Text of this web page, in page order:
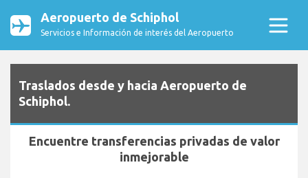
Aeropuerto de Schiphol
Servicios e Información de interés del Aeropuerto
Traslados desde y hacia Aeropuerto de
Schiphol.
Encuentre transferencias privadas de valor
inmejorable